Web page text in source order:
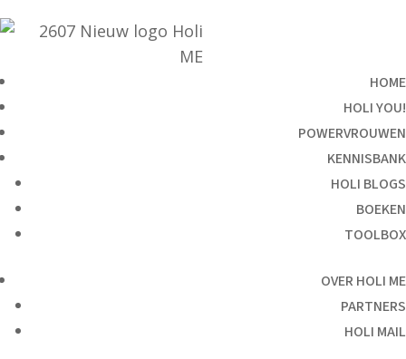
HOME
HOLI YOU!
POWERVROUWEN
KENNISBANK
HOLI BLOGS
BOEKEN
TOOLBOX
OVER HOLI ME
PARTNERS
HOLI MAIL